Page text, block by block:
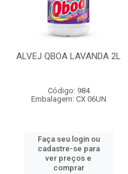
ALVEJ QBOA LAVANDA 2L
Código: 984
Embalagem: CX 06UN
Faça seu login ou
cadastre-se para
ver preços e
comprar